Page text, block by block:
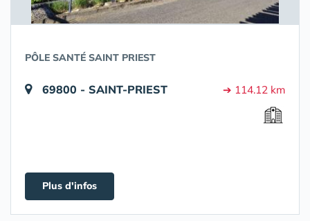
PÔLE SANTÉ SAINT PRIEST
69800 - SAINT-PRIEST ➔ 114.12 km
Plus d'infos